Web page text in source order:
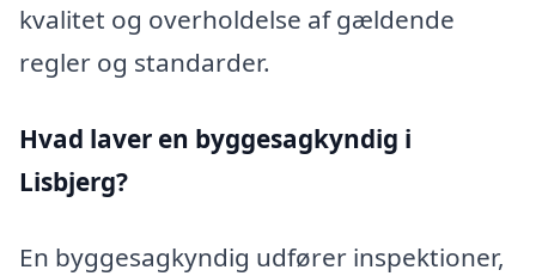
kvalitet og overholdelse af gældende
regler og standarder.
Hvad laver en byggesagkyndig i
Lisbjerg?
En byggesagkyndig udfører inspektioner,